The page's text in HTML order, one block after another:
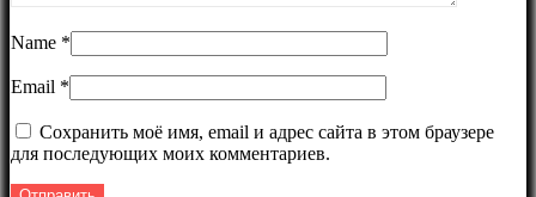
Name *
Email *
Сохранить моё имя, email и адрес сайта в этом браузере
для последующих моих комментариев.